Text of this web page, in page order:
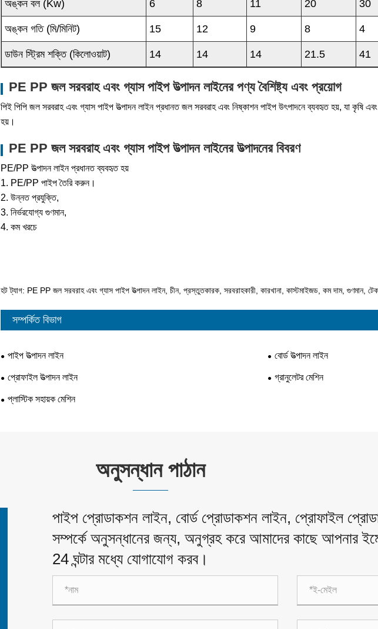
অঙ্কন বল (kw) 6 8 11 20 30
অঙ্কন গতি (মি/মিনিট) 15 12 9 8 4
ডাউন স্ট্রিম শক্তি (কিলোওয়াট) 14 14 14 21.5 41
PE PP জল সরবরাহ এবং গ্যাস পাইপ উত্পাদন লাইনের পণ্য বৈশিষ্ট্য এবং প্রয়োগ
পিই পিপি জল সরবরাহ এবং গ্যাস পাইপ উত্পাদন লাইন প্রধানত জল সরবরাহ এবং নিষ্কাশন পাইপ উৎপাদনে ব্যবহৃত হয়, যা কৃষি
হয়।
PE PP জল সরবরাহ এবং গ্যাস পাইপ উত্পাদন লাইনের উত্পাদনের বিবরণ
PE/PP উত্পাদন লাইন প্রধানত ব্যবহৃত হয়
1. PE/PP পাইপ তৈরি করুন।
2. উন্নত প্রযুক্তি,
3. নির্ভরযোগ্য গুণমান,
4. কম খরচে
হট ট্যাগ: PE PP জল সরবরাহ এবং গ্যাস পাইপ উত্পাদন লাইন, চীন, প্রস্তুতকারক, সরবরাহকারী, কারখানা, কাস্টমাইজড, কম দাম, গুণমান,
সম্পর্কিত বিভাগ
পাইপ উত্পাদন লাইন বোর্ড উত্পাদন লাইন
প্রোফাইল উত্পাদন লাইন গ্রানুলেটর মেশিন
প্লাস্টিক সহায়ক মেশিন
অনুসন্ধান পাঠান
পাইপ প্রোডাকশন লাইন, বোর্ড প্রোডাকশন লাইন, প্রোফাইল
সম্পর্কে অনুসন্ধানের জন্য, অনুগ্রহ করে আমাদের কাছে আপনার
24 ঘন্টার মধ্যে যোগাযোগ করব।